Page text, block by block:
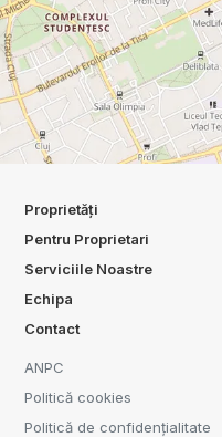
Proprietăți
Pentru Proprietari
Serviciile Noastre
Echipa
Contact
ANPC
Politică cookies
Politică de confidențialitate